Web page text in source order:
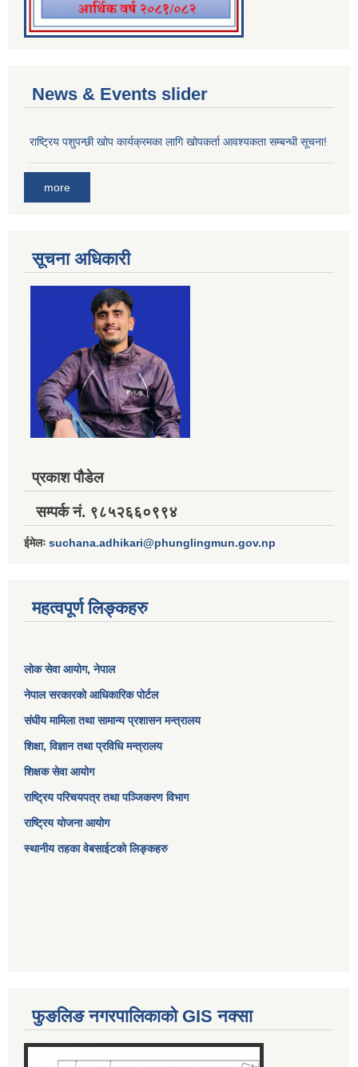
News & Events slider
राष्ट्रिय पशुपन्छी खोप कार्यक्रमका लागि खोपकर्ता आवश्यकता सम्बन्धी सूचना!
more
सूचना अधिकारी
प्रकाश पौडेल
सम्पर्क नं. ९८५२६६०९९४
ईमेलः suchana.adhikari@phunglingmun.gov.np
महत्वपूर्ण लिङ्कहरु
लोक सेवा आयोग, नेपाल
नेपाल सरकारको आधिकारिक पोर्टल
संघीय मामिला तथा सामान्य प्रशासन मन्त्रालय
शिक्षा, विज्ञान तथा प्रविधि मन्त्रालय
शिक्षक सेवा आयोग
राष्ट्रिय परिचयपत्र तथा पञ्जिकरण विभाग
राष्ट्रिय योजना आयोग
स्थानीय तहका वेबसाईटको लिङ्कहरु
फुङलिङ नगरपालिकाको GIS नक्सा